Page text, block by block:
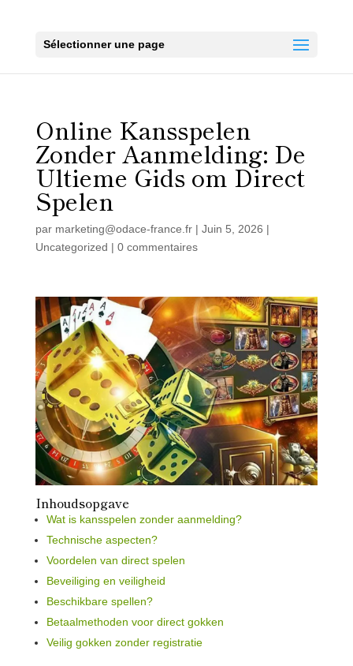
Sélectionner une page
Online Kansspelen
Zonder Aanmelding: De
Ultieme Gids om Direct
Spelen
par marketing@odace-france.fr| Juin 5, 2026 |
Uncategorized | 0 commentaires
Inhoudsopgave
Wat is kansspelen zonder aanmelding?
Technische aspecten?
Voordelen van direct spelen
Beveiliging en veiligheid
Beschikbare spellen?
Betaalmethoden voor direct gokken
Veilig gokken zonder registratie